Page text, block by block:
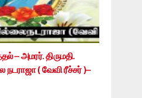
– அமரர். திருமதி.
நடராஜா ( வேவி ரீச்சர் )–